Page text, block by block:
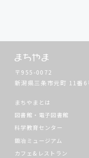
〒955-0072
新潟県三条市元町 11番6
まちやまとは
図書館・電子図書館
科学教育センター
鍛冶ミュージアム
カフェ&レストラン